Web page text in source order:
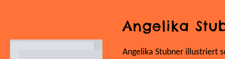
Angelika
Angelika Stubner illustriert